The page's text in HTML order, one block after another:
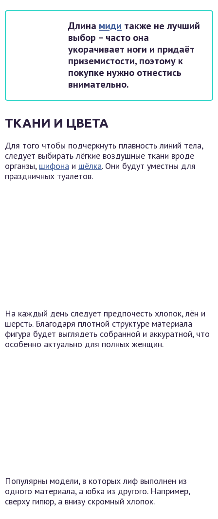
Длина миди также не лучший
выбор – часто она
укорачивает ноги и придаёт
приземистости, поэтому к
покупке нужно отнестись
внимательно.
ТКАНИ И ЦВЕТА
Для того чтобы подчеркнуть плавность линий тела,
следует выбирать лёгкие воздушные ткани вроде
органзы, шифона и шёлка. Они будут уместны для
праздничных туалетов.
На каждый день следует предпочесть хлопок, лён и
шерсть. Благодаря плотной структуре материала
фигура будет выглядеть собранной и аккуратной, что
особенно актуально для полных женщин.
Популярны модели, в которых лиф выполнен из
одного материала, а юбка из другого. Например,
сверху гипюр, а внизу скромный хлопок.